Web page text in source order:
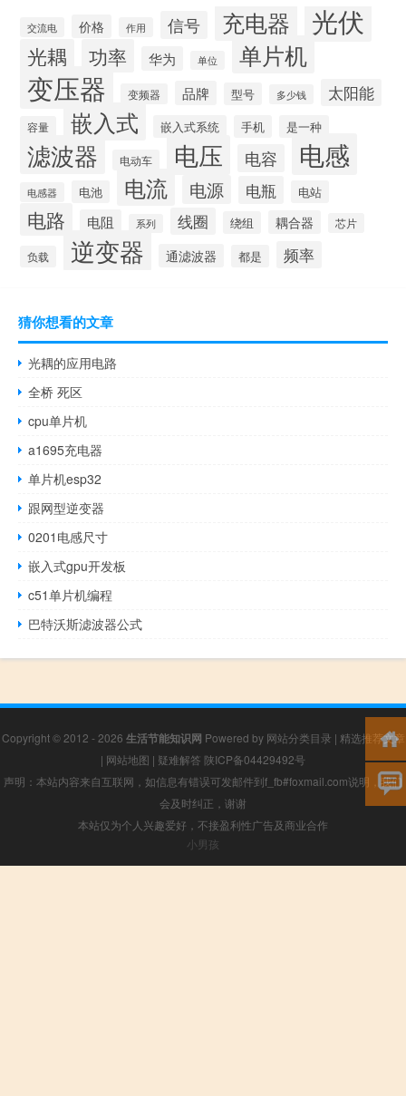
交流电 价格 作用 信号 充电器 光伏
光耦 功率 华为 单位 单片机
变压器 变频器 品牌 型号 多少钱 太阳能
容量 嵌入式 嵌入式系统 手机 是一种
滤波器 电动车 电压 电容 电感
电感器 电池 电流 电源 电瓶 电站
电路 电阻 系列 线圈 绕组 耦合器 芯片
负载 逆变器 通滤波器 都是 频率
猜你想看的文章
光耦的应用电路
全桥 死区
cpu单片机
a1695充电器
单片机esp32
跟网型逆变器
0201电感尺寸
嵌入式gpu开发板
c51单片机编程
巴特沃斯滤波器公式
Copyright © 2012 - 2026 生活节能知识网 Powered by 网站分类目录 | 精选推荐文章
| 网站地图 | 疑难解答 陕ICP备04429492号
声明：本站内容来自互联网，如信息有错误可发邮件到f_fb#foxmail.com说明，我们
会及时纠正，谢谢
本站仅为个人兴趣爱好，不接盈利性广告及商业合作
小男孩